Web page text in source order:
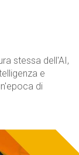
stessa dell'AI,
e
di